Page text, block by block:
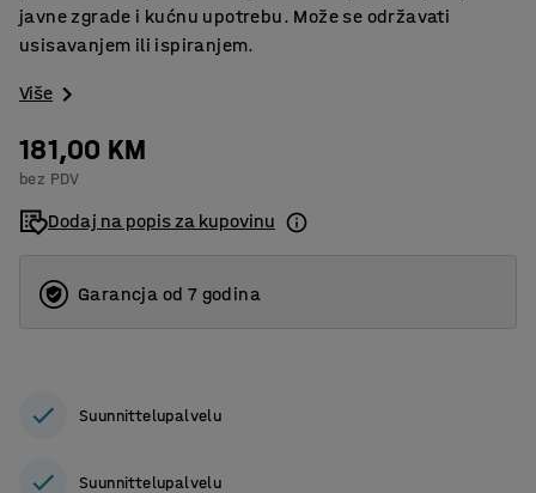
javne zgrade i kućnu upotrebu. Može se održavati
usisavanjem ili ispiranjem.
Više
181,00 KM
bez PDV
Dodaj na popis za kupovinu
Garancja od 7 godina
Suunnittelupalvelu
Suunnittelupalvelu